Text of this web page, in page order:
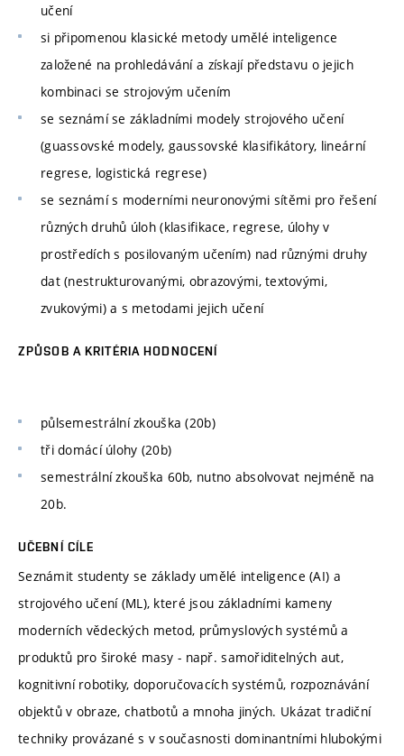
učení
si připomenou klasické metody umělé inteligence
založené na prohledávání a získají představu o jejich
kombinaci se strojovým učením
se seznámí se základními modely strojového učení
(guassovské modely, gaussovské klasifikátory, lineární
regrese, logistická regrese)
se seznámí s moderními neuronovými sítěmi pro řešení
různých druhů úloh (klasifikace, regrese, úlohy v
prostředích s posilovaným učením) nad různými druhy
dat (nestrukturovanými, obrazovými, textovými,
zvukovými) a s metodami jejich učení
ZPŮSOB A KRITÉRIA HODNOCENÍ
půlsemestrální zkouška (20b)
tři domácí úlohy (20b)
semestrální zkouška 60b, nutno absolvovat nejméně na
20b.
UČEBNÍ CÍLE
Seznámit studenty se základy umělé inteligence (AI) a
strojového učení (ML), které jsou základními kameny
moderních vědeckých metod, průmyslových systémů a
produktů pro široké masy - např. samořiditelných aut,
kognitivní robotiky, doporučovacích systémů, rozpoznávání
objektů v obraze, chatbotů a mnoha jiných. Ukázat tradiční
techniky provázané s v současnosti dominantními hlubokými